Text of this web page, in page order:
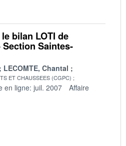
bilan LOTI de
Saintes-
LECOMTE, Chantal
ET CHAUSSEES (CGPC)
en ligne: juil. 2007
Affaire